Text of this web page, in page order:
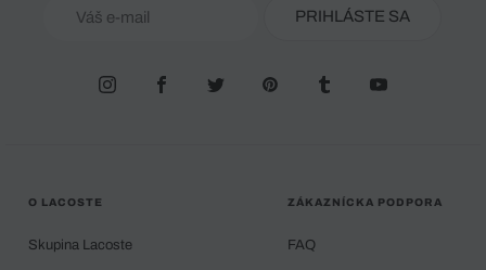
PRIHLÁSTE SA
O LACOSTE
Skupina Lacoste
ZÁKAZNÍCKA PODPORA
FAQ